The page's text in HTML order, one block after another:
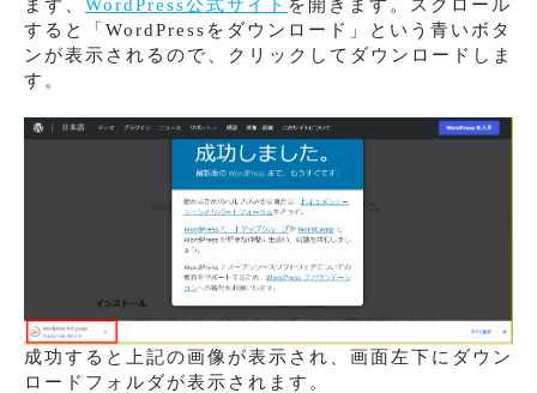
まず、 WordPress公式サイト を開きます。スクロール
すると「WordPressをダウンロード」という青いボタ
ンが表示されるので、クリックしてダウンロードしま
す。
成功すると上記の画像が表示され、画面左下にダウン
ロードフォルダが表示されます。